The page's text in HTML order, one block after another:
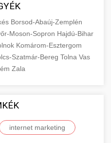
Borsod-Abaúj-Zemplén
Moson-Sopron Hajdú-Bihar
Komárom-Esztergom
Szatmár-Bereg Tolna Vas
Zala
internet marketing